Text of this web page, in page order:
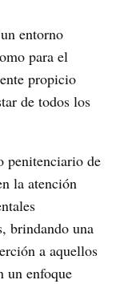
entorno
para el
propicio
de todos los
penitenciario de
la atención
brindando una
a aquellos
un enfoque